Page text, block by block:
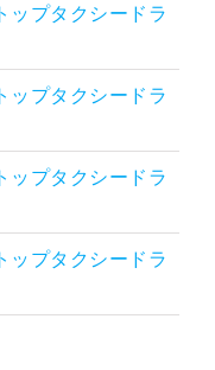
プタクシードラ
プタクシードラ
プタクシードラ
プタクシードラ